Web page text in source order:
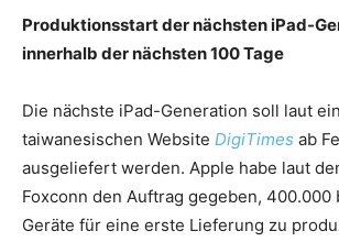
Produktionsstart der nächsten iPad-
innerhalb der nächsten 100 Tage
Die nächste iPad-Generation soll laut
taiwanesischen Website DigiTimes ab
ausgeliefert werden. Apple habe laut
Foxconn den Auftrag gegeben, 400.000
Geräte für eine erste Lieferung zu